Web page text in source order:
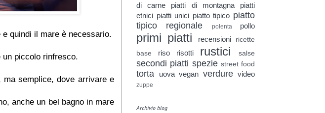
quindi il mare è necessario.
un piccolo rinfresco.
semplice, dove arrivare e
anche un bel bagno in mare
di carne
piatti di montagna
piatti
etnici piatti unici piatto tipico piatto
tipico regionale
polenta pollo
primi piatti recensioni
ricette
base
riso risotti rustici salse
secondi piatti spezie street food
torta uova vegan verdure video
zuppe
Archivio blog